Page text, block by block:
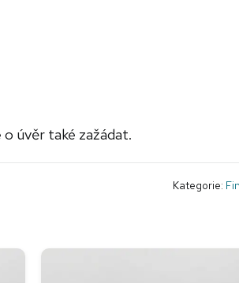
úvěr také zažádat.
Kategorie: